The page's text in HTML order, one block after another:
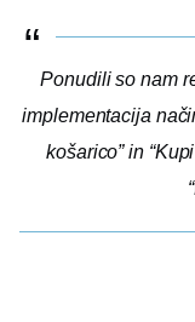
Ponudili so nam
implementacija
košarico” in